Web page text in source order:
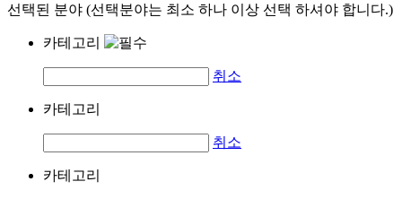
선택된 분야 (선택분야는 최소 하나 이상 선택 하셔야 합니다.)
카테고리
취소
카테고리
취소
카테고리